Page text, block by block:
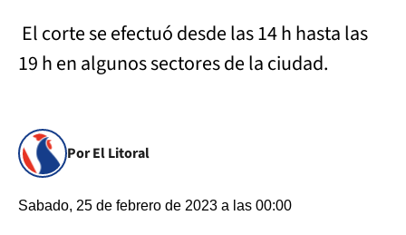
El corte se efectuó desde las 14 h hasta las
19 h en algunos sectores de la ciudad.
Por El Litoral
Sabado, 25 de febrero de 2023 a las 00:00